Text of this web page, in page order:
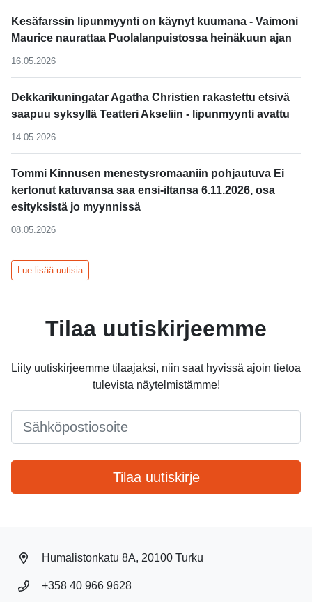
Kesäfarssin lipunmyynti on käynyt kuumana - Vaimoni
Maurice naurattaa Puolalanpuistossa heinäkuun ajan
16.05.2026
Dekkarikuningatar Agatha Christien rakastettu etsivä
saapuu syksyllä Teatteri Akseliin - lipunmyynti avattu
14.05.2026
Tommi Kinnusen menestysromaaniin pohjautuva Ei
kertonut katuvansa saa ensi-iltansa 6.11.2026, osa
esityksistä jo myynnissä
08.05.2026
Lue lisää uutisia
Tilaa uutiskirjeemme
Liity uutiskirjeemme tilaajaksi, niin saat hyvissä ajoin tietoa
tulevista näytelmistämme!
Tilaa uutiskirje
Humalistonkatu 8A, 20100 Turku
+358 40 966 9628